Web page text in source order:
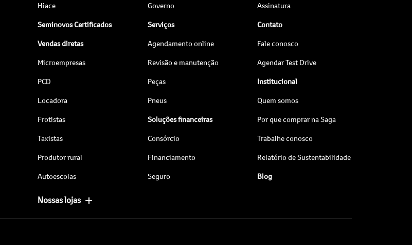
Hiace
Seminovos Certificados
Vendas diretas
Microempresas
PCD
Locadora
Frotistas
Taxistas
Produtor rural
Autoescolas
Governo
Serviços
Agendamento online
Revisão e manutenção
Peças
Pneus
Soluções financeiras
Consórcio
Financiamento
Seguro
Assinatura
Contato
Fale conosco
Agendar Test Drive
Institucional
Quem somos
Por que comprar na Saga
Trabalhe conosco
Relatório de Sustentabilidade
Blog
Nossas lojas